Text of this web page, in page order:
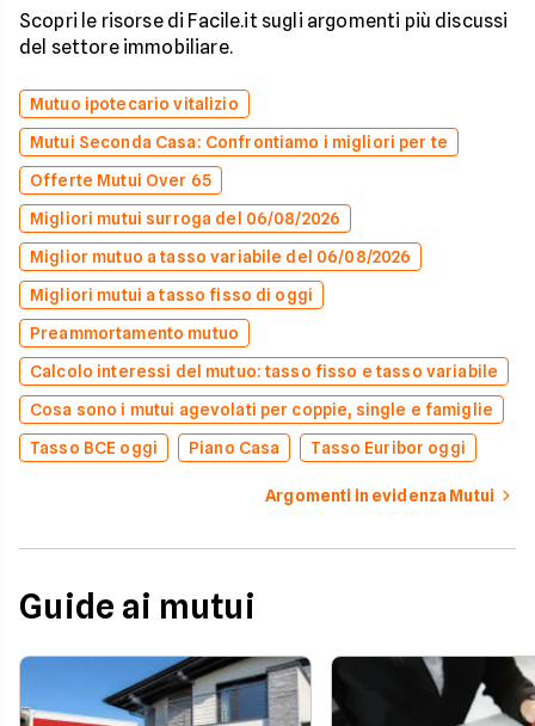
Scopri le risorse di Facile.it sugli argomenti più discussi
del settore immobiliare.
Mutuo ipotecario vitalizio
Mutui Seconda Casa: Confrontiamo i migliori per te
Offerte Mutui Over 65
Migliori mutui surroga del 06/08/2026
Miglior mutuo a tasso variabile del 06/08/2026
Migliori mutui a tasso fisso di oggi
Preammortamento mutuo
Calcolo interessi del mutuo: tasso fisso e tasso variabile
Cosa sono i mutui agevolati per coppie, single e famiglie
Tasso BCE oggi
Piano Casa Tasso Euribor oggi
Argomenti in evidenza Mutui
Guide ai mutui